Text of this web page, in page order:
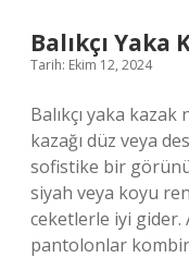
Balıkçı Yaka
Tarih: Ekim 12, 2024
Balıkçı yaka kazak
kazağı düz veya
sofistike bir
siyah veya koyu
ceketlerle iyi gider.
pantolonlar